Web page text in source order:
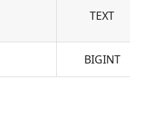
TEXT
BIGINT